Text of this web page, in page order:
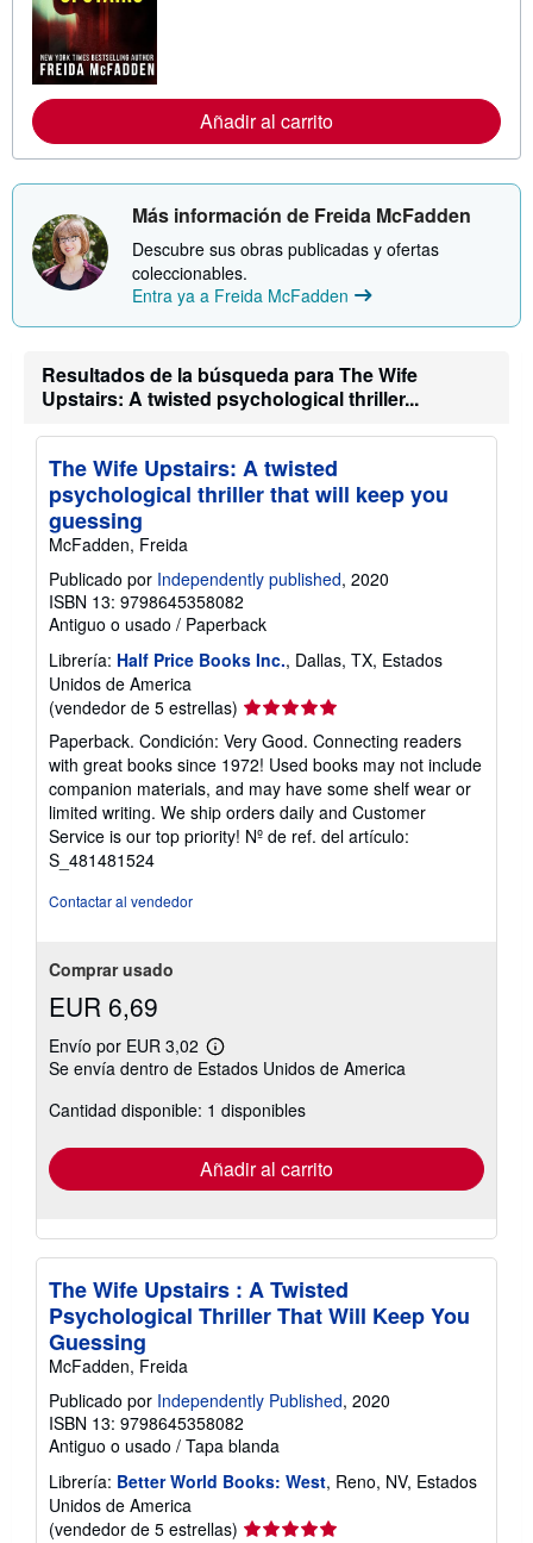
i
ó
n
o
r
a
s
i
f
d
e
e
o
Añadir al carrito
Más información de Freida McFadden
Descubre sus obras publicadas y ofertas
coleccionables.
Entra ya a Freida McFadden
Resultados de la búsqueda para The Wife
Upstairs: A twisted psychological thriller...
The Wife Upstairs: A twisted
psychological thriller that will keep you
guessing
McFadden, Freida
Publicado por Independently published, 2020
ISBN 13: 9798645358082
Antiguo o usado / Paperback
Librería: Half Price Books Inc., Dallas, TX, Estados
Unidos de America
(vendedor de 5 estrellas) Calificación
vendedor:
5
de
5
estrellas
Paperback. Condición: Very Good. Connecting readers
with great books since 1972! Used books may not include
companion materials, and may have some shelf wear or
limited writing. We ship orders daily and Customer
Service is our top priority! Nº de ref. del artículo:
S_481481524
Contactar al vendedor
Comprar usado
EUR 6,69
Envío por EUR 3,02
Más
información
las
tarifas
envío
Se envía dentro de Estados Unidos de America
Cantidad disponible: 1 disponibles
Añadir al carrito
The Wife Upstairs : A Twisted
Psychological Thriller That Will Keep You
Guessing
McFadden, Freida
Publicado por Independently Published, 2020
ISBN 13: 9798645358082
Antiguo o usado / Tapa blanda
Librería: Better World Books: West, Reno, NV, Estados
Unidos de America
(vendedor de 5 estrellas) Calificación